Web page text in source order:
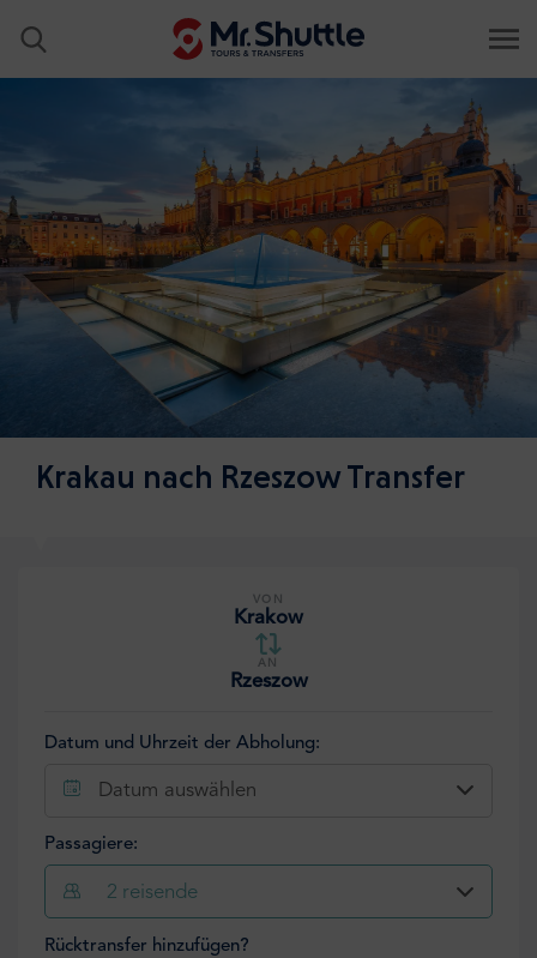
Krakau nach Rzeszow Transfer
VON
Krakow
AN
Rzeszow
Datum und Uhrzeit der Abholung:
Datum auswählen
Passagiere:
2 reisende
Rücktransfer hinzufügen?